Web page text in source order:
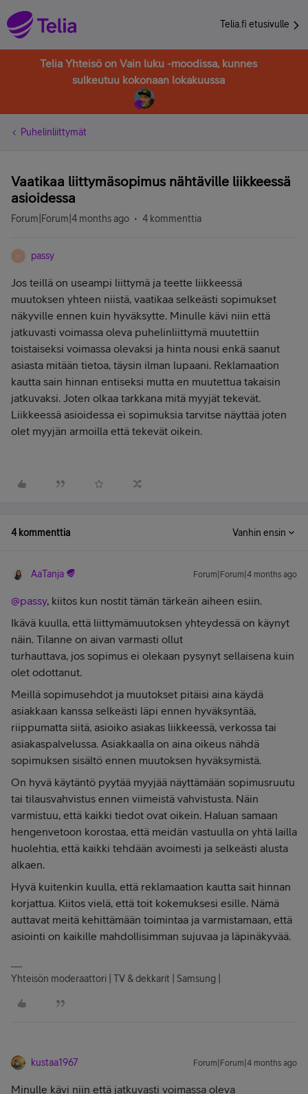
Telia.fi etusivulle
Telia Yhteisö on Vain luku -moodissa, kunnes
sulkeutuu kokonaan lokakuussa
Puhelinliittymät
Vaatikaa liittymäsopimus nähtäville liikkeessä
asioidessa
Forum|Forum|4 months ago 4 kommenttia
P passy
Jos teillä on useampi liittymä ja teette liikkeessä
muutoksen yhteen niistä, vaatikaa selkeästi sopimukset
näkyville ennen kuin hyväksytte. Minulle kävi niin että
jatkuvasti voimassa oleva puhelinliittymä muutettiin
toistaiseksi voimassa olevaksi ja hinta nousi enkä saanut
asiasta mitään tietoa, täysin ilman lupaani. Reklamaation
kautta sain hinnan entiseksi mutta en muutettua takaisin
jatkuvaksi. Joten olkaa tarkkana mitä myyjät tekevät.
Liikkeessä asioidessa ei sopimuksia tarvitse näyttää joten
olet myyjän armoilla että tekevät oikein.
4 kommenttia Vanhin ensin
AaTanja Forum|Forum|4 months ago
@passy, kiitos kun nostit tämän tärkeän aiheen esiin.
Ikävä kuulla, että liittymämuutoksen yhteydessä on käynyt
näin. Tilanne on aivan varmasti ollut
turhauttava, jos sopimus ei olekaan pysynyt sellaisena kuin
olet odottanut.
Meillä sopimusehdot ja muutokset pitäisi aina käydä
asiakkaan kanssa selkeästi läpi ennen hyväksyntää,
riippumatta siitä, asioiko asiakas liikkeessä, verkossa tai
asiakaspalvelussa. Asiakkaalla on aina oikeus nähdä
sopimuksen sisältö ennen muutoksen hyväksymistä.
On hyvä käytäntö pyytää myyjää näyttämään sopimusruutu
tai tilausvahvistus ennen viimeistä vahvistusta. Näin
varmistuu, että kaikki tiedot ovat oikein. Haluan samaan
hengenvetoon korostaa, että meidän vastuulla on yhtä lailla
huolehtia, että kaikki tehdään avoimesti ja selkeästi alusta
alkaen.
Hyvä kuitenkin kuulla, että reklamaation kautta sait hinnan
korjattua. Kiitos vielä, että toit kokemuksesi esille. Nämä
auttavat meitä kehittämään toimintaa ja varmistamaan, että
asiointi on kaikille mahdollisimman sujuvaa ja läpinäkyvää.
Yhteisön moderaattori | TV & dekkarit | Samsung |
kustaa1967 Forum|Forum|4 months ago
Minulle kävi niin että jatkuvasti voimassa oleva